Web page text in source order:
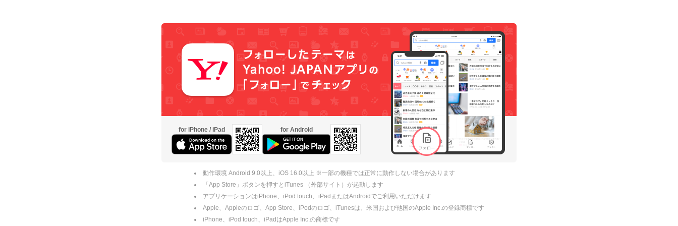
for iPhone / iPad for Android
動作環境 Android 9.0以上、iOS 16.0以上 ※一部の機種では正常に動作しない場合があります
「App Store」ボタンを押すとiTunes （外部サイト）が起動します
アプリケーションはiPhone、iPod touch、iPadまたはAndroidでご利用いただけます
Apple、Appleのロゴ、App Store、iPodのロゴ、iTunesは、米国および他国のApple Inc.の登録商標です
iPhone、iPod touch、iPadはApple Inc.の商標です